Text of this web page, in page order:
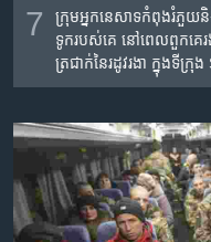
7
ក្រុម​អ្នក​នេសាទ​កំពុង​រំ​ភួយ​និ
ទូក​របស់​គេ​ នៅ​ពេល​ពួក​គេ​រ
ត្រជាក់​នៃ​រដូវ​រងា ក្នុង​ទីក្